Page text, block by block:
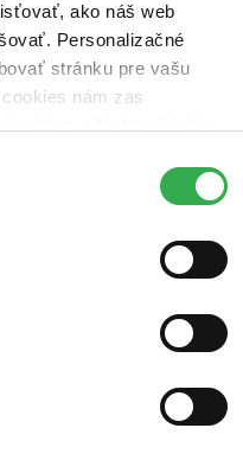
ako náš web
Personalizačné
stránku pre vašu
nám zas
tieto cookies. Ďakujeme!